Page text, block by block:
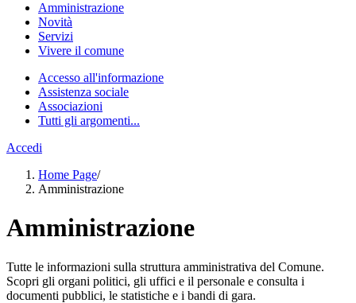
Amministrazione
Novità
Servizi
Vivere il comune
Accesso all'informazione
Assistenza sociale
Associazioni
Tutti gli argomenti...
Accedi
Home Page/
Amministrazione
Amministrazione
Tutte le informazioni sulla struttura amministrativa del Comune.
Scopri gli organi politici, gli uffici e il personale e consulta i
documenti pubblici, le statistiche e i bandi di gara.